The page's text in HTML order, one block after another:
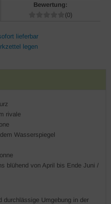
Bewertung:
(0)
lieferbar
rivale
Wasserspiegel
blühend von April bis Ende Juni /
durchlässige Umgebung in der